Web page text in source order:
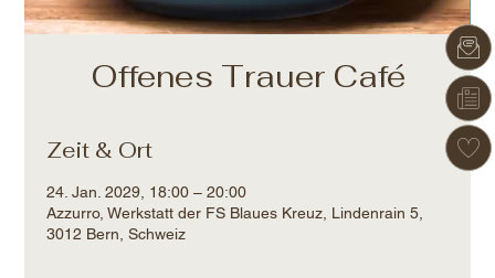
Offenes Trauer Café
Zeit & Ort
24. Jan. 2029, 18:00 – 20:00
Azzurro, Werkstatt der FS Blaues Kreuz, Lindenrain 5,
3012 Bern, Schweiz